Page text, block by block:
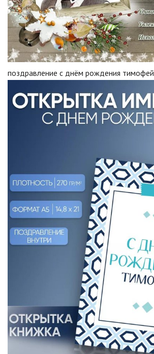
поздравление с днём рождения тимофей